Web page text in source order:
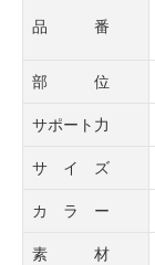
品 番
部 位
サポート力
サ イ ズ
カ ラ ー
素 材